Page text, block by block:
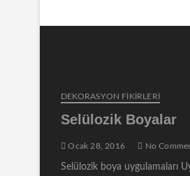
DEKORASYON FİKİRLERİ
Selülozik Boyalar
Ocak 28, 2016 No
Selülozik boya uygulamaları